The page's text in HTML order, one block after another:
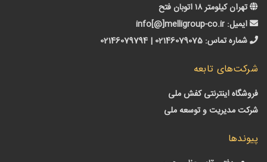
کیلومتر ۱۸ اتوبان فتح
info[@]melligroup-co.ir
تماس:02146079075 | 02146079794
تابعه
اینترنتی کفش ملی
مدیریت و توسعه ملی